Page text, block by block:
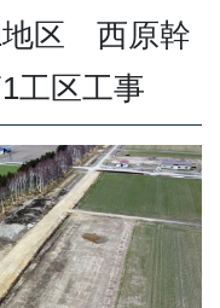
地区 西原幹
工区工事